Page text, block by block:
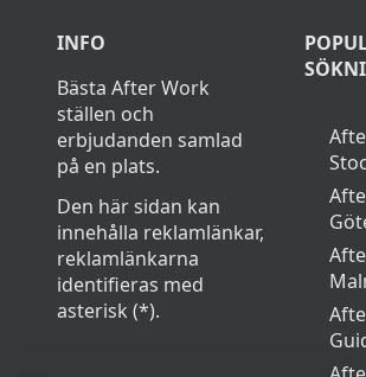
INFO
Bästa After Work
ställen och
erbjudanden samlad
på en plats.
Den här sidan kan
innehålla reklamlänkar,
reklamlänkarna
identifieras med
asterisk (*).